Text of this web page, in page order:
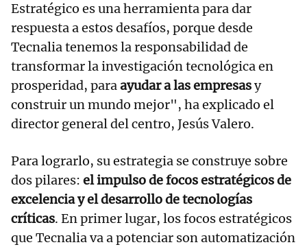
Estratégico es una herramienta para dar
respuesta a estos desafíos, porque desde
Tecnalia tenemos la responsabilidad de
transformar la investigación tecnológica en
prosperidad, paraayudar a las empresasy
construir un mundo mejor", ha explicado el
director general del centro, Jesús Valero.
Para lograrlo, su estrategia se construye sobre
dos pilares: el impulso de focos estratégicos de
excelencia y el desarrollo de tecnologías
críticas. En primer lugar, los focos estratégicos
que Tecnalia va a potenciar son automatización